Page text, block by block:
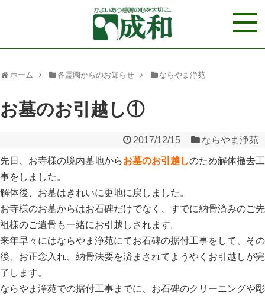
ホーム 各霊園からのお知らせ ならやま浄苑
お墓のお引越し①
2017/12/15 ならやま浄苑
先日、お寺様の境内墓地からお墓のお引越しのため解体撤去工
事をしました。
解体後、お墓はきれいに更地に戻しました。
お寺様のお墓からはお石碑だけでなく、すでに納骨済みのご先
祖様のご遺骨も一緒にお引越しされます。
来年早々にはならやま浄苑にてお石碑の据付工事をして、その
後、お正念入れ、納骨法要を済まされてようやくお引越しが完
了します。
ならやま浄苑での据付工事までに、お石碑のクリーニングや彫